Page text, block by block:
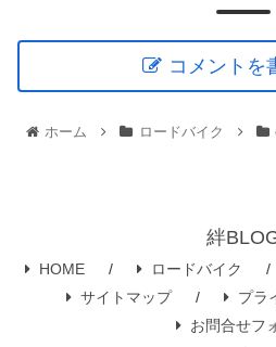
コメントを
ホーム ロードバイク
絆
HOME ロードバイク
サイトマップ
プラ
お問合せフ